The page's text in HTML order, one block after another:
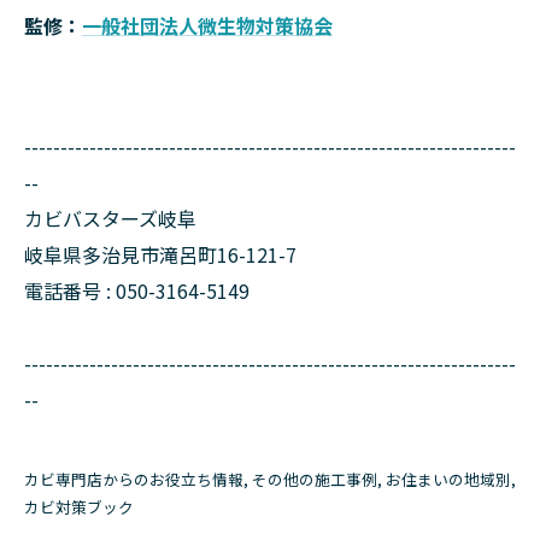
監修： 一般社団法人微生物対策協会
--------------------------------------------------------------------
--
カビバスターズ岐阜
岐阜県多治見市滝呂町16-121-7
電話番号 : 050-3164-5149
--------------------------------------------------------------------
--
カビ専門店からのお役立ち情報 その他の施工事例 お住まいの地域別
カビ対策ブック